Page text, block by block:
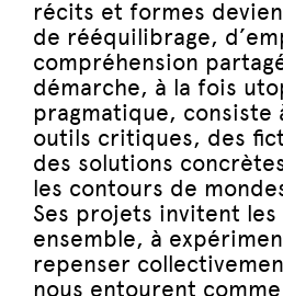
récits et formes
de rééquilibrage,
compréhension
démarche, à la fois
pragmatique, consiste
outils critiques, des
des solutions
les contours de
Ses projets invitent
ensemble, à
repenser
nous entourent